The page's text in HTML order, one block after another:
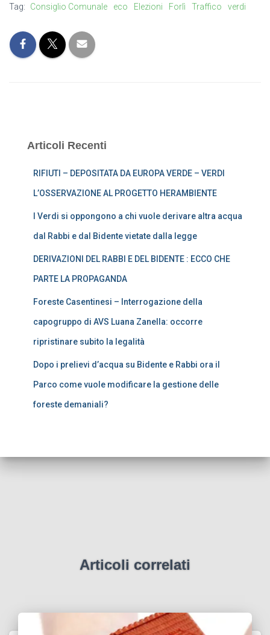
Tag: Consiglio Comunale eco Elezioni Forlì Traffico verdi
Articoli Recenti
RIFIUTI – DEPOSITATA DA EUROPA VERDE – VERDI
L’OSSERVAZIONE AL PROGETTO HERAMBIENTE
I Verdi si oppongono a chi vuole derivare altra acqua
dal Rabbi e dal Bidente vietate dalla legge
DERIVAZIONI DEL RABBI E DEL BIDENTE : ECCO CHE
PARTE LA PROPAGANDA
Foreste Casentinesi – Interrogazione della
capogruppo di AVS Luana Zanella: occorre
ripristinare subito la legalità
Dopo i prelievi d’acqua su Bidente e Rabbi ora il
Parco come vuole modificare la gestione delle
foreste demaniali?
Articoli correlati